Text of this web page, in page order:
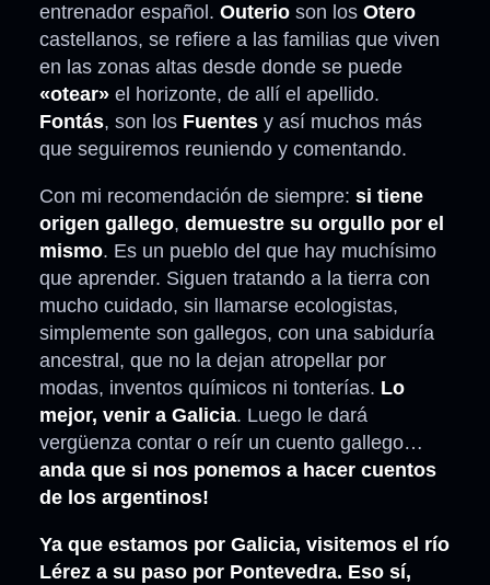
entrenador español. Outerio son los Otero
castellanos, se refiere a las familias que viven
en las zonas altas desde donde se puede
«otear» el horizonte, de allí el apellido.
Fontás, son los Fuentes y así muchos más
que seguiremos reuniendo y comentando.
Con mi recomendación de siempre: si tiene
origen gallego, demuestre su orgullo por el
mismo. Es un pueblo del que hay muchísimo
que aprender. Siguen tratando a la tierra con
mucho cuidado, sin llamarse ecologistas,
simplemente son gallegos, con una sabiduría
ancestral, que no la dejan atropellar por
modas, inventos químicos ni tonterías. Lo
mejor, venir a Galicia. Luego le dará
vergüenza contar o reír un cuento gallego…
anda que si nos ponemos a hacer cuentos
de los argentinos!
Ya que estamos por Galicia, visitemos el río
Lérez a su paso por Pontevedra. Eso sí,